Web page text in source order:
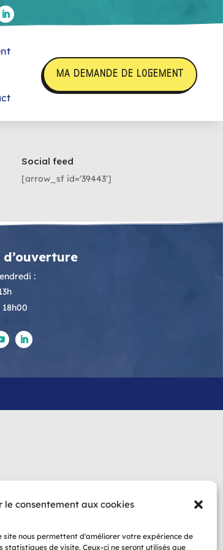
le consentement aux cookies
site nous permettent d'améliorer votre expérience de
de visite. Ceux-ci ne seront utilisés que
MA DEMANDE DE LOGEMENT
Social feed
[arrow_sf id='39443']
: